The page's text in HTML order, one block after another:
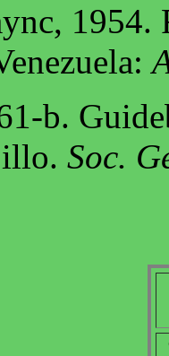
1954.
b.
Soc.